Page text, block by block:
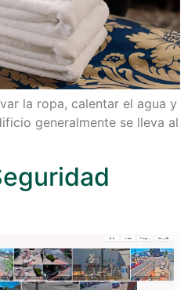
la ropa, calentar el agua y
generalmente se lleva al